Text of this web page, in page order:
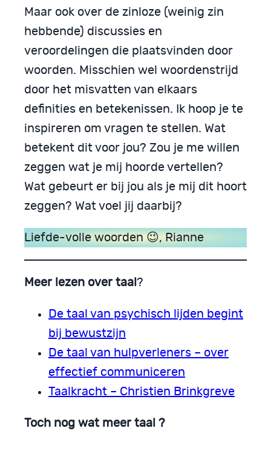
Maar ook over de zinloze (weinig zin
hebbende) discussies en
veroordelingen die plaatsvinden door
woorden. Misschien wel woordenstrijd
door het misvatten van elkaars
definities en betekenissen. Ik hoop je te
inspireren om vragen te stellen. Wat
betekent dit voor jou? Zou je me willen
zeggen wat je mij hoorde vertellen?
Wat gebeurt er bij jou als je mij dit hoort
zeggen? Wat voel jij daarbij?
Liefde-volle woorden 😉, Rianne
Meer lezen over taal?
De taal van psychisch lijden begint
bij bewustzijn
De taal van hulpverleners – over
effectief communiceren
Taalkracht – Christien Brinkgreve
Toch nog wat meer taal ?